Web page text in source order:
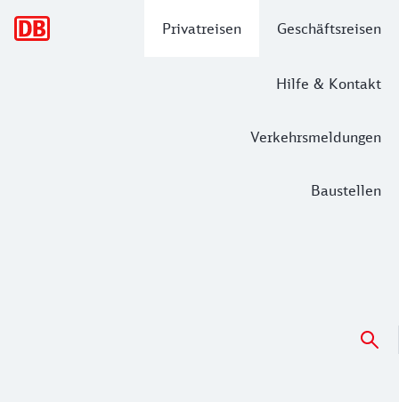
Privatreisen Geschäftsreisen
Hilfe & Kontakt
Verkehrsmeldungen
Baustellen